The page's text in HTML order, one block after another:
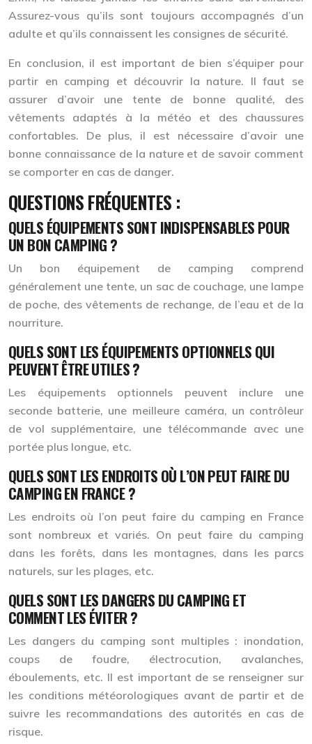
Assurez-vous qu’ils sont toujours accompagnés d’un
adulte et qu’ils connaissent les consignes de sécurité.
En conclusion, il est important de bien s’équiper pour
partir en camping et découvrir la nature. Il faut se
assurer d’avoir une tente de bonne qualité, des
vêtements adaptés à la météo et des chaussures
confortables. De plus, il est nécessaire d’avoir une
bonne connaissance de la nature et de savoir comment
se comporter en cas de danger.
QUESTIONS FRÉQUENTES :
QUELS ÉQUIPEMENTS SONT INDISPENSABLES POUR
UN BON CAMPING ?
Un bon équipement de camping comprend
généralement une tente, un sac de couchage, une lampe
de poche, des vêtements de rechange, de l’eau et de la
nourriture.
QUELS SONT LES ÉQUIPEMENTS OPTIONNELS QUI
PEUVENT ÊTRE UTILES ?
Les équipements optionnels peuvent inclure une
seconde batterie, une meilleure caméra, un contrôleur
de vol supplémentaire, une télécommande avec une
portée plus longue, etc.
QUELS SONT LES ENDROITS OÙ L’ON PEUT FAIRE DU
CAMPING EN FRANCE ?
Les endroits où l’on peut faire du camping en France
sont nombreux et variés. On peut faire du camping
dans les forêts, dans les montagnes, dans les parcs
naturels, sur les plages, etc.
QUELS SONT LES DANGERS DU CAMPING ET
COMMENT LES ÉVITER ?
Les dangers du camping sont multiples : inondation,
coups de foudre, électrocution, avalanches,
éboulements, etc. Il est important de se renseigner sur
les conditions météorologiques avant de partir et de
suivre les recommandations des autorités en cas de
risque.